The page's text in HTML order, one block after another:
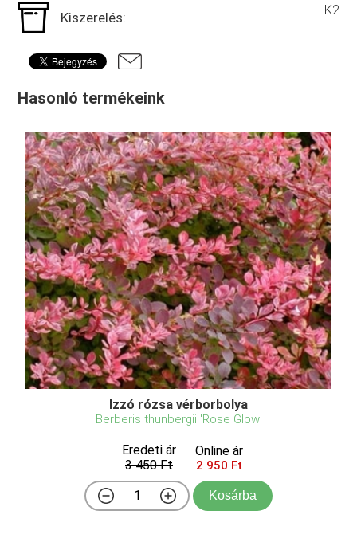
Kiszerelés: K2
Hasonló termékeink
Izzó rózsa vérborbolya
Berberis thunbergii 'Rose Glow'
Eredeti ár
3 450 Ft
Online ár
2 950 Ft
Kosárba